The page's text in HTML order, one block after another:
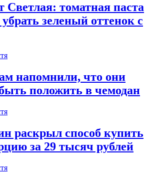
Светлая: томатная паста
зеленый оттенок с
напомнили, что они
положить в чемодан
раскрыл способ купить
за 29 тысяч рублей